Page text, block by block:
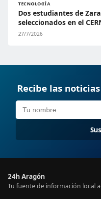
TECNOLOGÍA
Dos estudiantes de
seleccionados en el
27/7/2026
Recibe las
24h Aragón
Tu fuente de información local